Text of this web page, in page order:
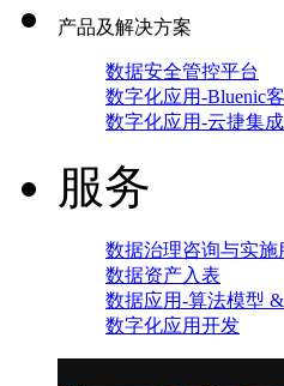
产品及解决方案
数据安全管控平台
数字化应用-Bluenic
数字化应用-云捷集成
服务
数据治理咨询与实施
数据资产入表
数据应用-算法模型
数字化应用开发